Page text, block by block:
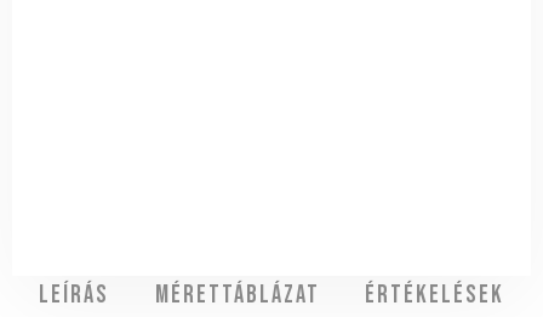
Leírás Mérettáblázat
Értékelések